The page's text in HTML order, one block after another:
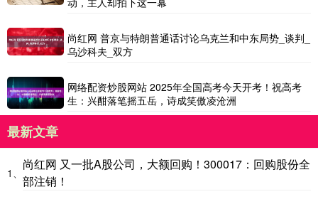
尚红网 普京与特朗普通话讨论乌克兰和中东局势_谈判_
乌沙科夫_双方
网络配资炒股网站 2025年全国高考今天开考！祝高考
生：兴酣落笔摇五岳，诗成笑傲凌沧洲
最新文章
1、
尚红网 又一批A股公司，大额回购！300017：回购股份全
部注销！